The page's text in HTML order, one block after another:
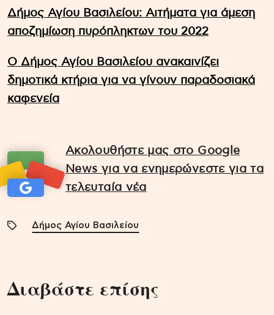
Δήμος Αγίου Βασιλείου: Αιτήματα για άμεση
αποζημίωση πυρόπληκτων του 2022
Ο Δήμος Αγίου Βασιλείου ανακαινίζει
δημοτικά κτήρια για να γίνουν παραδοσιακά
καφενεία
Ακολουθήστε μας στο Google
News για να ενημερώνεστε για τα
τελευταία νέα
Δήμος Αγίου Βασιλείου
Διαβάστε επίσης